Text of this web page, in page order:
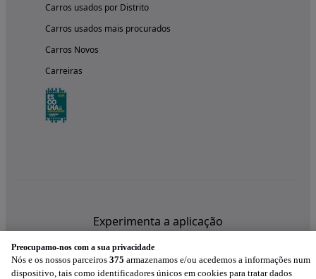
Carros usados por Distrito
Carros usados mais procurados
Carros Novos
Carreiras
Experimenta a aplicação
Preocupamo-nos com a sua privacidade
Nós e os nossos parceiros 375 armazenamos e/ou acedemos a informações num
dispositivo, tais como identificadores únicos em cookies para tratar dados